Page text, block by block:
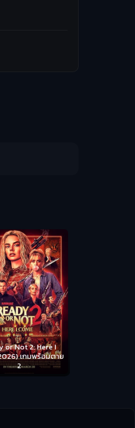
or Not 2: Here I
เกมพร้อมตาย
2